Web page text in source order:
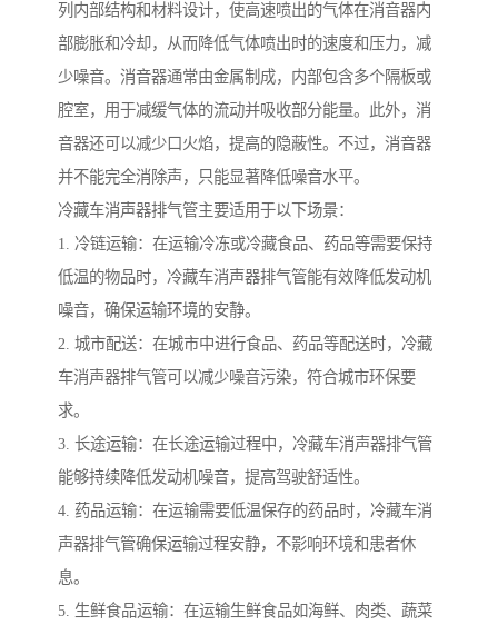
列内部结构和材料设计，使高速喷出的气体在消音器内
部膨胀和冷却，从而降低气体喷出时的速度和压力，减
少噪音。消音器通常由金属制成，内部包含多个隔板或
腔室，用于减缓气体的流动并吸收部分能量。此外，消
音器还可以减少口火焰，提高的隐蔽性。不过，消音器
并不能完全消除声，只能显著降低噪音水平。
冷藏车消声器排气管主要适用于以下场景：
1. 冷链运输：在运输冷冻或冷藏食品、药品等需要保持
低温的物品时，冷藏车消声器排气管能有效降低发动机
噪音，确保运输环境的安静。
2. 城市配送：在城市中进行食品、药品等配送时，冷藏
车消声器排气管可以减少噪音污染，符合城市环保要
求。
3. 长途运输：在长途运输过程中，冷藏车消声器排气管
能够持续降低发动机噪音，提高驾驶舒适性。
4. 药品运输：在运输需要低温保存的药品时，冷藏车消
声器排气管确保运输过程安静，不影响环境和患者休
息。
5. 生鲜食品运输：在运输生鲜食品如海鲜、肉类、蔬菜